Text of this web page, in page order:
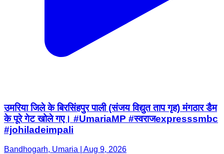
उमरिया जिले के बिरसिंहपुर पाली (संजय विद्युत ताप गृह) मंगठार डैम
के पूरे गेट खोले गए। #UmariaMP #स्वराजexpresssmbc
#johiladeimpali
Bandhogarh, Umaria | Aug 9, 2026